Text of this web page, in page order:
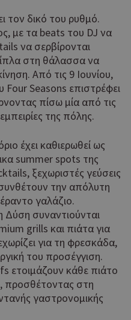
τον δικό του ρυθμό.
με τα beats του DJ να
να σερβίρονται
στη θάλασσα να
Από τις 9 Ιουνίου,
Four Seasons επιστρέφει
πίσω μία από τις
της πόλης.
έχει καθιερωθεί ως
summer spots της
ξεχωριστές γεύσεις
την απόλυτη
γαλάζιο.
Δύση συναντιούνται
grills και πιάτα για
για τη φρεσκάδα,
του προσέγγιση.
ετοιμάζουν κάθε πιάτο
προσθέτοντας στη
γαστρονομικής